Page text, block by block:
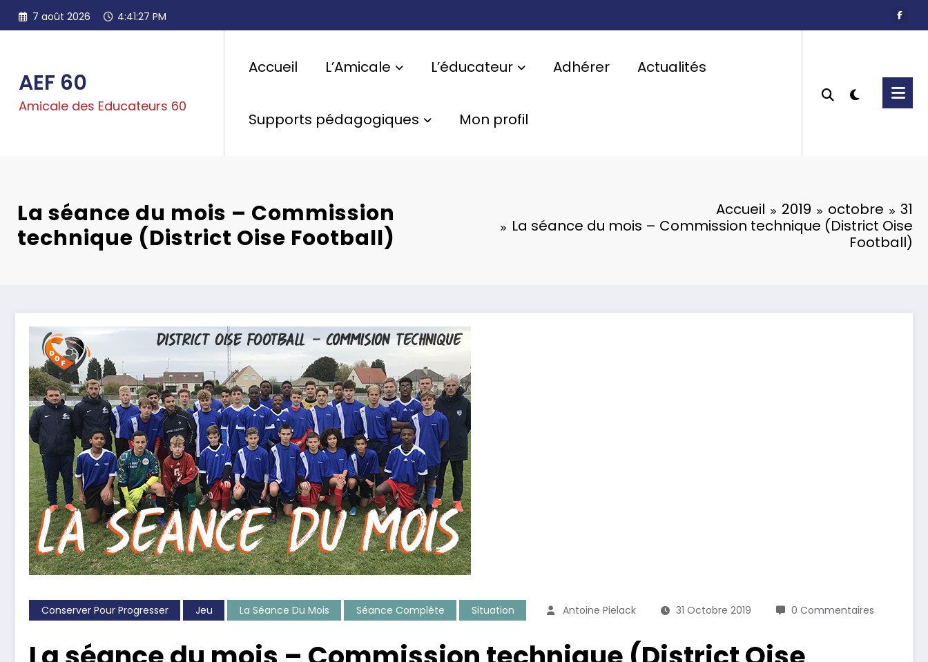
Aller
7 août 2026 4:41:28 PM
AEF 60
Amicale des Educateurs 60
Accueil L’Amicale L’éducateur Adhérer Actualités
Supports pédagogiques Mon profil
La séance du mois – Commission
technique (District Oise Football)
Accueil 2019 octobre
31
La séance du mois – Commission technique (District Oise
Football)
Conserver Pour Progresser Jeu La Séance Du Mois Séance Compléte Situation Antoine Pielack 31 Octobre 2019 0 Commentaires